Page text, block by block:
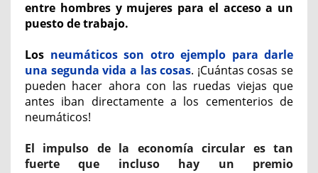
entre hombres y mujeres para el acceso a un
puesto de trabajo.
Los neumáticos son otro ejemplo para darle
una segunda vida a las cosas. ¡Cuántas cosas se
pueden hacer ahora con las ruedas viejas que
antes iban directamente a los cementerios de
neumáticos!
El impulso de la economía circular es tan
fuerte que incluso hay un premio